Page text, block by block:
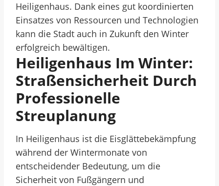
Heiligenhaus. Dank eines gut koordinierten
Einsatzes von Ressourcen und Technologien
kann die Stadt auch in Zukunft den Winter
erfolgreich bewältigen.
Heiligenhaus Im Winter:
Straßensicherheit Durch
Professionelle
Streuplanung
In Heiligenhaus ist die Eisglättebekämpfung
während der Wintermonate von
entscheidender Bedeutung, um die
Sicherheit von Fußgängern und